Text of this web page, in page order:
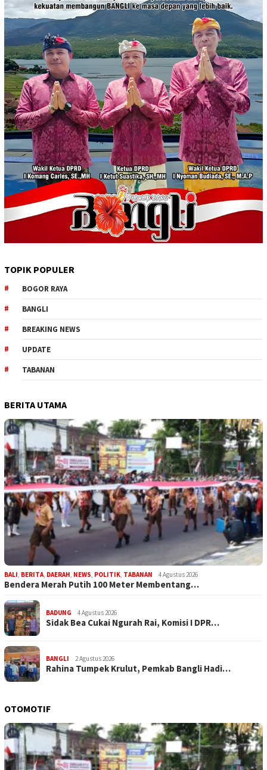
TOPIK POPULER
BOGOR RAYA
BANGLI
BREAKING NEWS
UPDATE
TABANAN
BERITA UTAMA
BALI, BERITA, DAERAH, NEWS, POLITIK, TABANAN 4 Agustus 2026
Bendera Merah Putih 100 Meter Membentang…
BADUNG 4 Agustus 2026
Sidak Bea Cukai Ngurah Rai, Komisi I DPR…
BANGLI 2 Agustus 2026
Rahina Tumpek Krulut, Pemkab Bangli Hadi…
OTOMOTIF